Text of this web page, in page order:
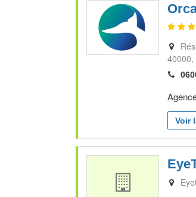
40000
Voir